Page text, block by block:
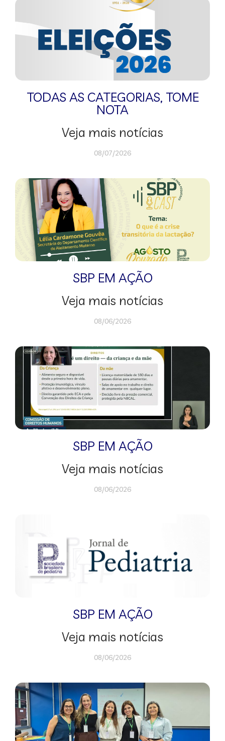
TODAS AS CATEGORIAS, TOME
NOTA
Veja mais notícias
08/07/2026
SBP EM AÇÃO
Veja mais notícias
08/06/2026
SBP EM AÇÃO
Veja mais notícias
08/06/2026
SBP EM AÇÃO
Veja mais notícias
08/06/2026